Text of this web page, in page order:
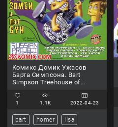
Комикс Домик Ужасов
Барта Симпсона. Bart
Simpson Treehouse of
1 1.1K 2022-04-23
bart homer lisa